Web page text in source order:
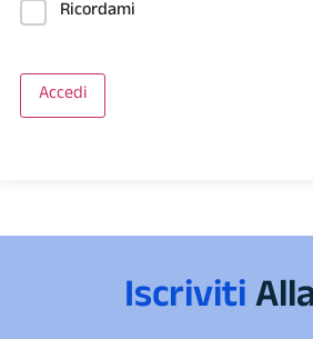
Ricordami
Accedi
Iscriviti